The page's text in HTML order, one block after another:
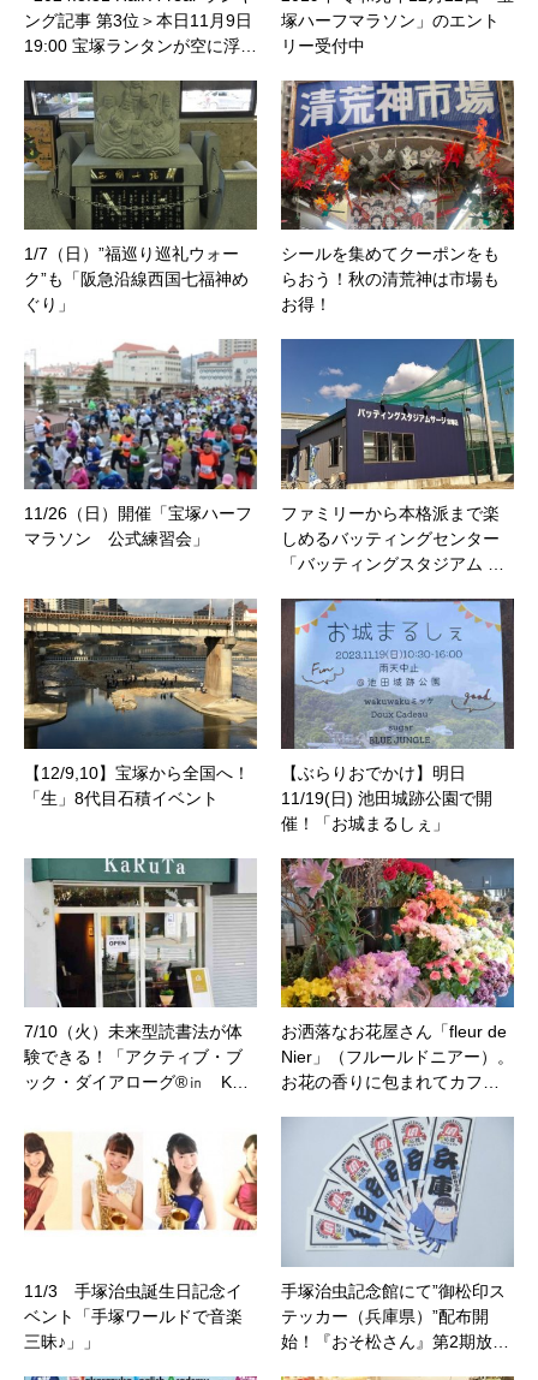
ング記事 第3位＞本日11月9日
19:00 宝塚ランタンが空に浮…
塚ハーフマラソン」のエント
リー受付中
1/7（日）”福巡り巡礼ウォー
ク”も「阪急沿線西国七福神め
ぐり」
シールを集めてクーポンをも
らおう！秋の清荒神は市場も
お得！
11/26（日）開催「宝塚ハーフ
マラソン 公式練習会」
ファミリーから本格派まで楽
しめるバッティングセンター
「バッティングスタジアム …
【12/9,10】宝塚から全国へ！
「生」8代目石積イベント
【ぶらりおでかけ】明日
11/19(日) 池田城跡公園で開
催！「お城まるしぇ」
7/10（火）未来型読書法が体
験できる！「アクティブ・ブ
ック・ダイアローグ®㏌ K…
お洒落なお花屋さん「fleur de
Nier」（フルールドニアー）。
お花の香りに包まれてカフ…
11/3 手塚治虫誕生日記念イ
ベント「手塚ワールドで音楽
三昧♪」」
手塚治虫記念館にて”御松印ス
テッカー（兵庫県）”配布開
始！『おそ松さん』第2期放…